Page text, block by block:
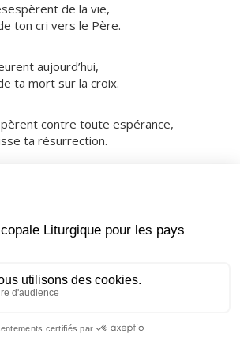
de la vie,
ton cri vers le Père.
aujourd’hui,
ta mort sur la croix.
contre toute espérance,
ta résurrection.
Seigneur, que ton Fils fût crucifié
recevoir la grâce de la